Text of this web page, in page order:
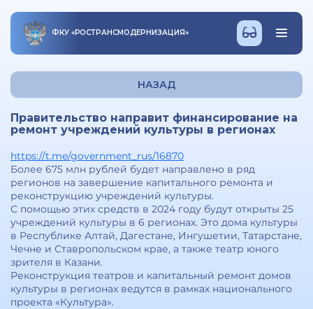
ФКУ «РОСТРАНСМОДЕРНИЗАЦИЯ»
НАЗАД
Правительство направит финансирование на
ремонт учреждений культуры в регионах
https://t.me/government_rus/16870
Более 675 млн рублей будет направлено в ряд
регионов на завершение капитального ремонта и
реконструкцию учреждений культуры.
С помощью этих средств в 2024 году будут открыты 25
учреждений культуры в 6 регионах. Это дома культуры
в Республике Алтай, Дагестане, Ингушетии, Татарстане,
Чечне и Ставропольском крае, а также театр юного
зрителя в Казани.
Реконструкция театров и капитальный ремонт домов
культуры в регионах ведутся в рамках национального
проекта «Культура».